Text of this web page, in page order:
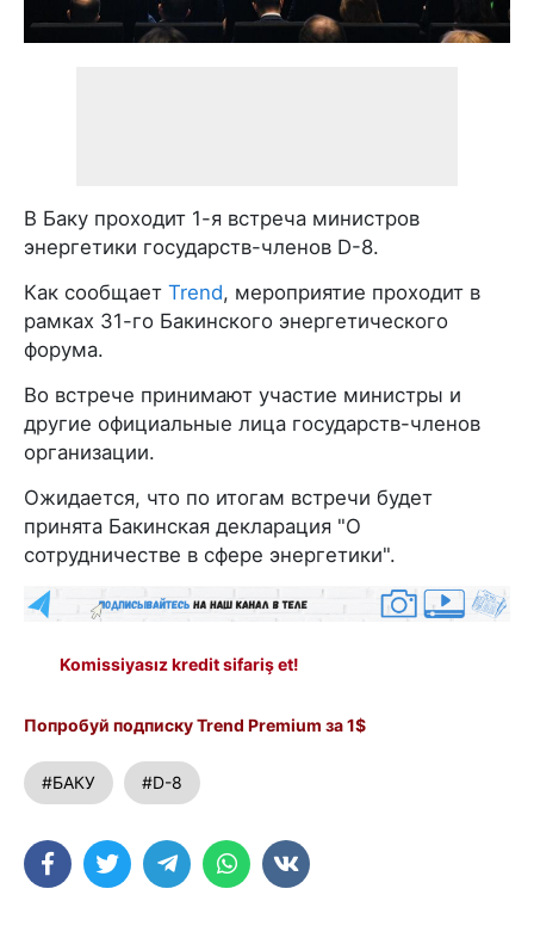
В Баку проходит 1-я встреча министров
энергетики государств-членов D-8.
Как сообщает Trend, мероприятие проходит в
рамках 31-го Бакинского энергетического
форума.
Во встрече принимают участие министры и
другие официальные лица государств-членов
организации.
Ожидается, что по итогам встречи будет
принята Бакинская декларация "О
сотрудничестве в сфере энергетики".
Komissiyasız kredit sifariş et!
Попробуй подписку Trend Premium за 1$
#БАКУ #D-8